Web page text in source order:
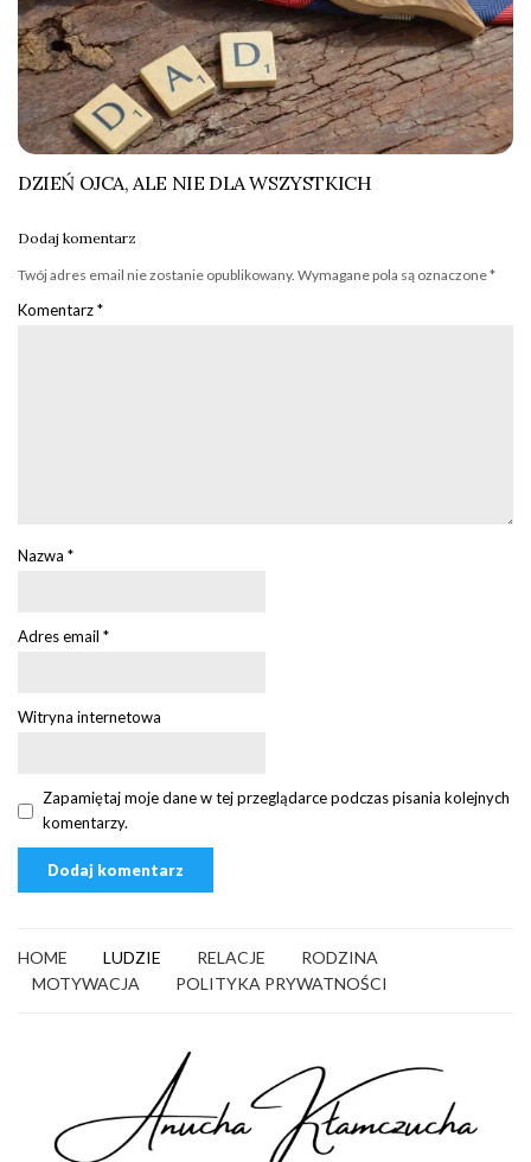
DZIEŃ OJCA, ALE NIE DLA WSZYSTKICH
Dodaj komentarz
Twój adres email nie zostanie opublikowany. Wymagane pola są oznaczone*
Komentarz*
Nazwa *
Adres email *
Witryna internetowa
Zapamiętaj moje dane w tej przeglądarce podczas pisania kolejnych
komentarzy.
HOME LUDZIE RELACJE
RODZINA
MOTYWACJA
POLITYKA PRYWATNOŚCI